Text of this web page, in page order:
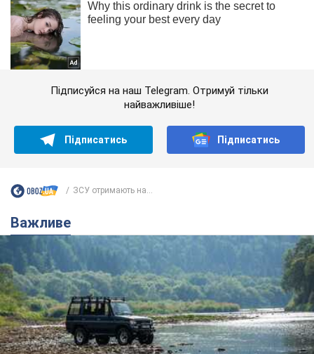
Підписуйся на наш Telegram. Отримуй тільки
найважливіше!
Підписатись Підписатись
ЗСУ отримають на...
Важливе